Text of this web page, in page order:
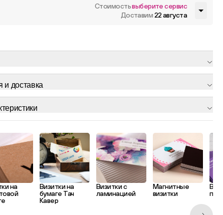
Стоимостьвыберите сервис
Доставим22 августа
и доставка
на
Визитки на
бумаге Тач
Кавер
Визитки с
ламинацией
Магнитные
визитки